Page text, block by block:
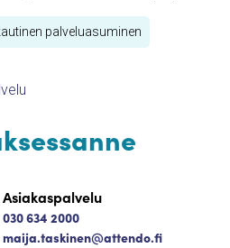
palveluasuminen
Asiakaspalvelu
030 634 2000
maija.taskinen@attendo.fi